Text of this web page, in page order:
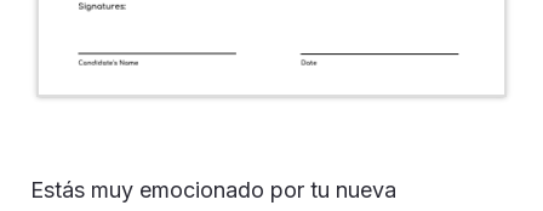
Estás muy emocionado por tu nueva